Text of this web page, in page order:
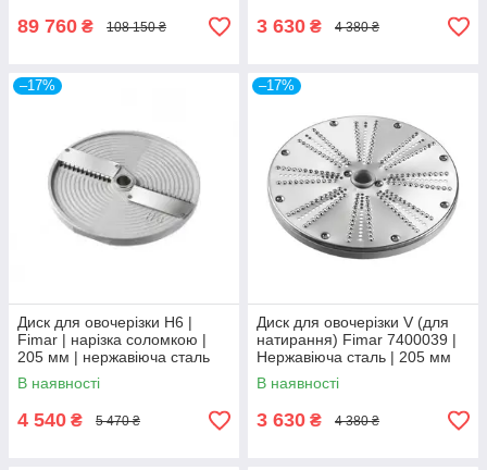
89 760 ₴ 108 150 ₴ 3 630 ₴ 4 380 ₴
–17%
Диск для овочерізки H6 |
Fimar | нарізка соломкою |
205 мм | нержавіюча сталь
В наявності
4 540 ₴ 5 470 ₴
–17%
Диск для овочерізки V (для
натирання) Fimar 7400039 |
Нержавіюча сталь | 205 мм
В наявності
3 630 ₴ 4 380 ₴